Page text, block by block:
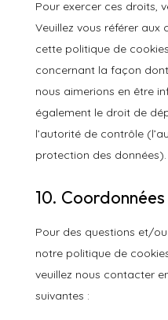
Pour exercer ces droits,
Veuillez vous référer
cette politique de
concernant la façon
nous aimerions en être
également le droit de
l’autorité de contrôle
protection des données).
10. Coordonnées
Pour des questions et/
notre politique de
veuillez nous contacter
suivantes :